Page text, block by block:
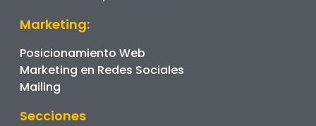
Marketing:
Posicionamiento Web
Marketing en Redes Sociales
Mailing
Secciones